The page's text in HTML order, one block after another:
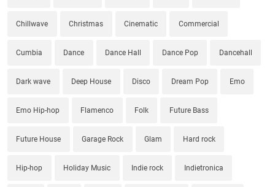
Chillwave Christmas Cinematic Commercial
Cumbia Dance Dance Hall Dance Pop Dancehall
Dark wave Deep House Disco Dream Pop Emo
Emo Hip-hop Flamenco Folk Future Bass
Future House Garage Rock Glam Hard rock
Hip-hop Holiday Music Indie rock Indietronica